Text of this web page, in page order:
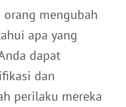
mengubah
apa yang
dapat
dan
perilaku mereka